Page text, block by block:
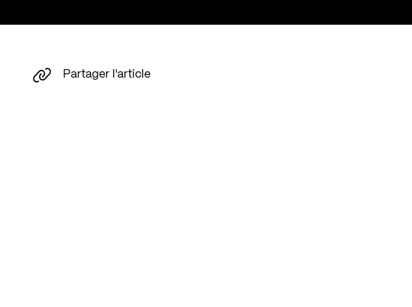
Partager l'article